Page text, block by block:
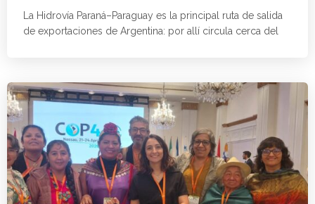
La Hidrovía Paraná–Paraguay es la principal ruta de salida
de exportaciones de Argentina: por allí circula cerca del